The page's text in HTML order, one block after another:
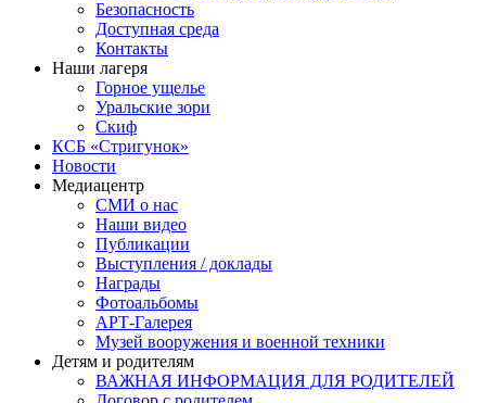
Безопасность
Доступная среда
Контакты
Наши лагеря
Горное ущелье
Уральские зори
Скиф
КСБ «Стригунок»
Новости
Медиацентр
СМИ о нас
Наши видео
Публикации
Выступления / доклады
Награды
Фотоальбомы
АРТ-Галерея
Музей вооружения и военной техники
Детям и родителям
ВАЖНАЯ ИНФОРМАЦИЯ ДЛЯ РОДИТЕЛЕЙ